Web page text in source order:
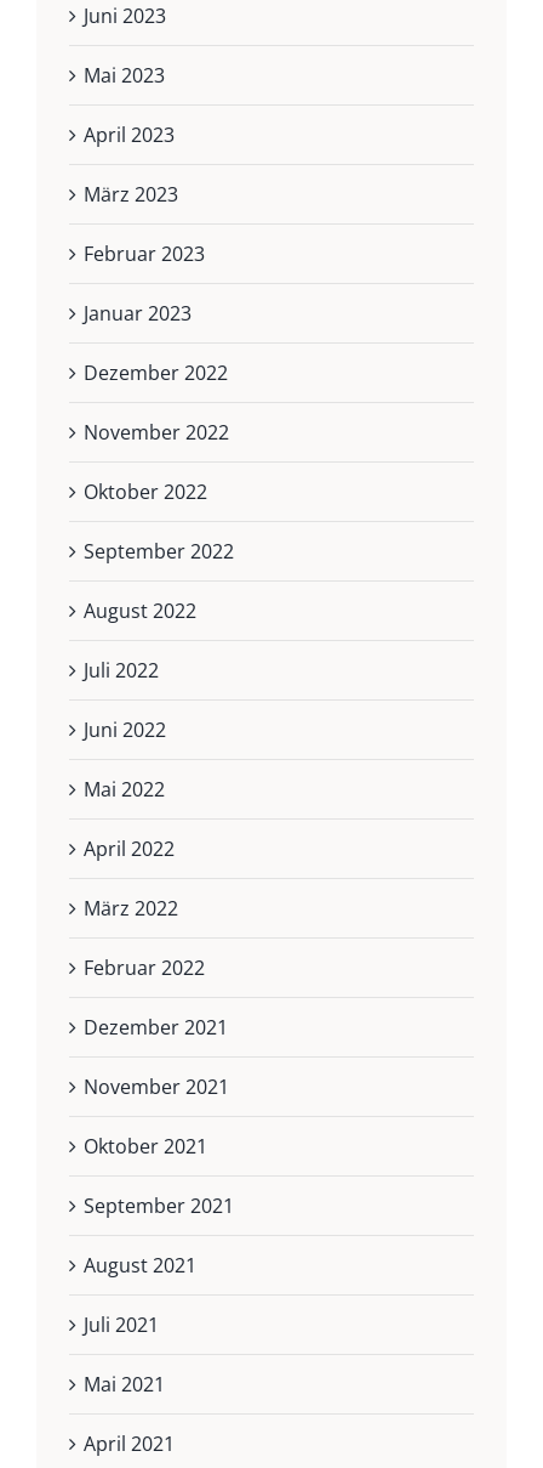
Juni 2023
Mai 2023
April 2023
März 2023
Februar 2023
Januar 2023
Dezember 2022
November 2022
Oktober 2022
September 2022
August 2022
Juli 2022
Juni 2022
Mai 2022
April 2022
März 2022
Februar 2022
Dezember 2021
November 2021
Oktober 2021
September 2021
August 2021
Juli 2021
Mai 2021
April 2021